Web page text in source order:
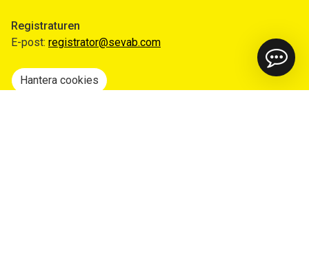
Registraturen
E-post: registrator@sevab.com
Hantera cookies